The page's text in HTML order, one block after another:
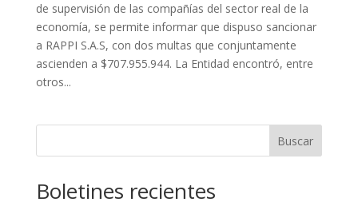
de supervisión de las compañías del sector real de la
economía, se permite informar que dispuso sancionar
a RAPPI S.A.S, con dos multas que conjuntamente
ascienden a $707.955.944. La Entidad encontró, entre
otros...
Buscar
Boletines recientes